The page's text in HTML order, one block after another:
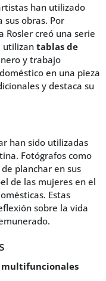
han utilizado
sus obras. Por
creó una serie
utilizan tablas de
y trabajo
en una pieza
y destaca su
han sido utilizadas
Fotógrafos como
planchar en sus
de las mujeres en el
Estas
sobre la vida
multifuncionales